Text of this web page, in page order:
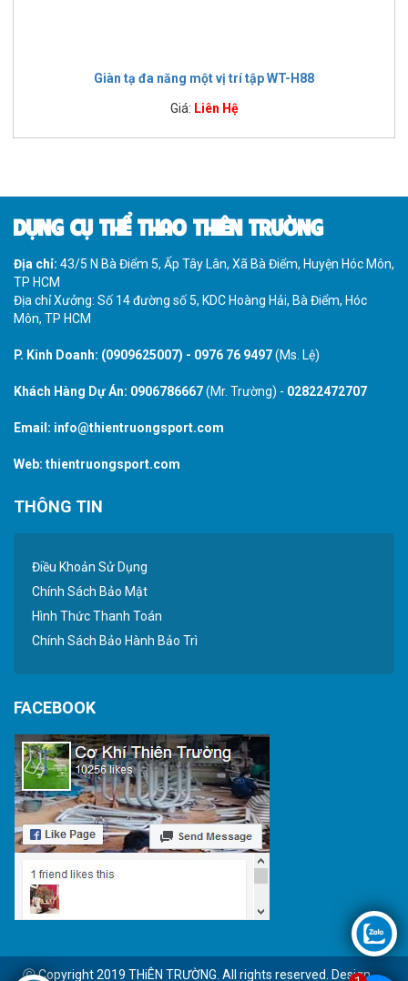
Giàn tạ đa năng một vị trí tập WT-H88
Giá: Liên Hệ
DỤNG CỤ THỂ THAO THIÊN TRƯỜNG
Địa chỉ: 43/5 N Bà Điểm 5, Ấp Tây Lân, Xã Bà Điểm, Huyện Hóc Môn,
TP HCM
Địa chỉ Xưởng: Số 14 đường số 5, KDC Hoàng Hải, Bà Điểm, Hóc
Môn, TP HCM
P. Kinh Doanh: (0909625007) - 0976 76 9497(Ms. Lệ)
Khách Hàng Dự Án: 0906786667(Mr. Trường) - 02822472707
Email: info@thientruongsport.com
Web: thientruongsport.com
THÔNG TIN
Điều Khoản Sử Dụng
Chính Sách Bảo Mật
Hình Thức Thanh Toán
Chính Sách Bảo Hành Bảo Trì
FACEBOOK
Ⓒ Copyright 2019 THiÊN TRƯỜNG. All rights reserved. Design